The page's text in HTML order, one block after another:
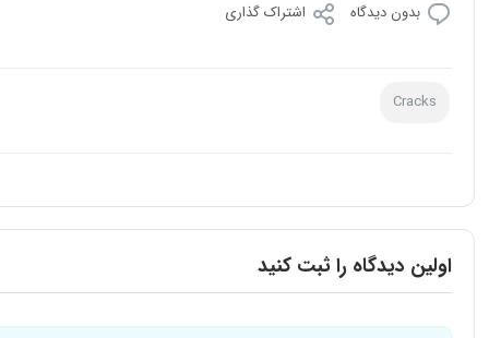
بدون دیدگاه اشتراک گذاری
Cracks
اولین دیدگاه را ثبت کنید